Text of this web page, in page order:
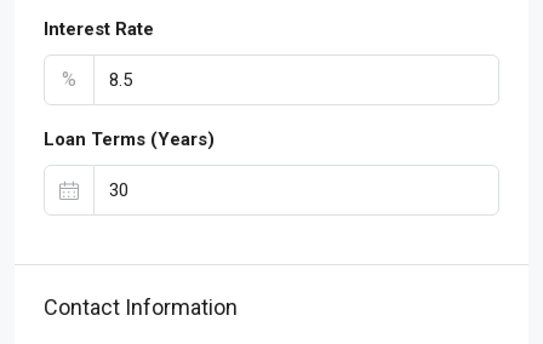
Interest Rate
%
Loan Terms (Years)
Contact Information